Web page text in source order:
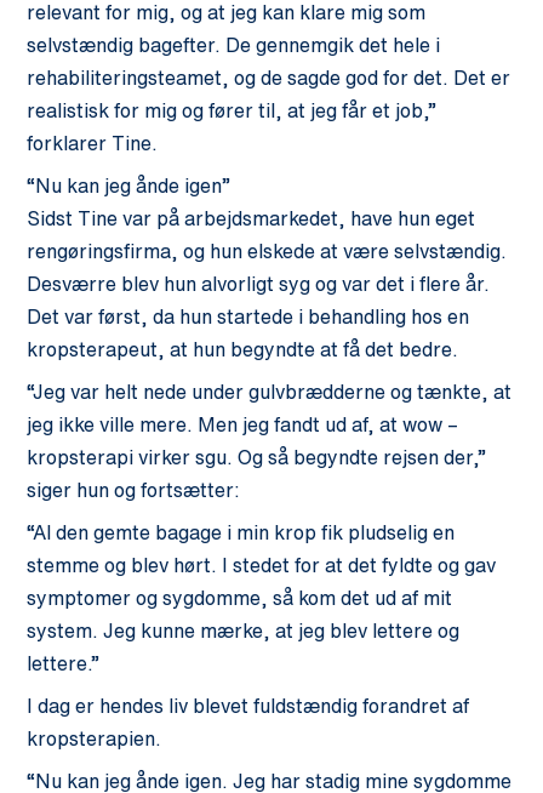
relevant for mig, og at jeg kan klare mig som
selvstændig bagefter. De gennemgik det hele i
rehabiliteringsteamet, og de sagde god for det. Det er
realistisk for mig og fører til, at jeg får et job,”
forklarer Tine.
“Nu kan jeg ånde igen”
Sidst Tine var på arbejdsmarkedet, have hun eget
rengøringsfirma, og hun elskede at være selvstændig.
Desværre blev hun alvorligt syg og var det i flere år.
Det var først, da hun startede i behandling hos en
kropsterapeut, at hun begyndte at få det bedre.
“Jeg var helt nede under gulvbrædderne og tænkte, at
jeg ikke ville mere. Men jeg fandt ud af, atwow –
kropsterapi virker sgu. Og så begyndte rejsen der,”
siger hun og fortsætter:
“Al den gemte bagage i min krop fik pludselig en
stemme og blev hørt. I stedet for at det fyldte og gav
symptomer og sygdomme, så kom det ud af mit
system. Jeg kunne mærke, at jeg blev lettere og
lettere.”
I dag er hendes liv blevet fuldstændig forandret af
kropsterapien.
“Nu kan jeg ånde igen. Jeg har stadig mine sygdomme